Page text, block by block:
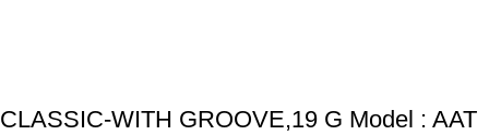
CLASSIC-WITH GROOVE,19 G Model : AAT